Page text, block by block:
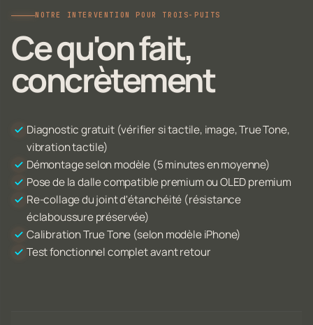
NOTRE INTERVENTION POUR TROIS-PUITS
Ce qu'on fait,
concrètement
Diagnostic gratuit (vérifier si tactile, image, True Tone,
vibration tactile)
Démontage selon modèle (5 minutes en moyenne)
Pose de la dalle compatible premium ou OLED premium
Re-collage du joint d'étanchéité (résistance
éclaboussure préservée)
Calibration True Tone (selon modèle iPhone)
Test fonctionnel complet avant retour